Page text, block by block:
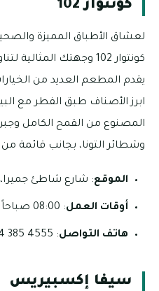
كونتوار 102
لعشاق الأطباق المميزة
كونتوار 102 وجهتك
يقدم المطعم العديد من
ابرز الأصناف طبق الفطر مع
المصنوع من القمح الكامل
وشطائر التونا، بجانب قائمة
الموقع: شارع شاطئ جميرا،
أوقات العمل: 08:00 صباحاً – 10:00 مساءً (يومياً)
هاتف التواصل: 4555 385 04.
سيفا إكسبيريس